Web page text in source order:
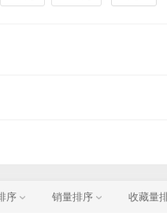
序 销量排序 收藏量